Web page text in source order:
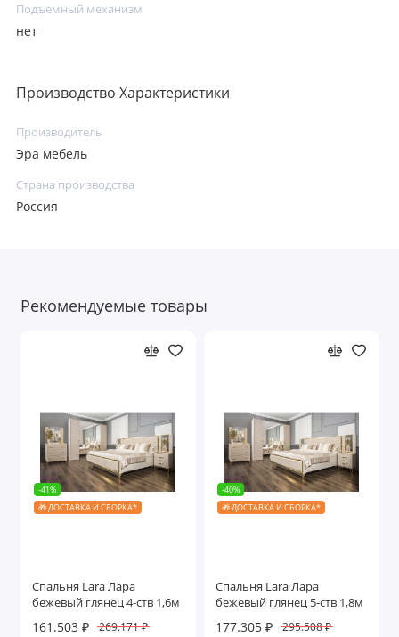
Подъемный механизм
нет
Производство Характеристики
Производитель
Эра мебель
Страна производства
Россия
Рекомендуемые товары
-41%
🎁 ДОСТАВКА И СБОРКА*
Спальня Lara Лара
бежевый глянец 4-ств 1,6м
161.503 ₽ 269.171 ₽
-40%
🎁 ДОСТАВКА И СБОРКА*
Спальня Lara Лара
бежевый глянец 5-ств 1,8м
177.305 ₽ 295.508 ₽